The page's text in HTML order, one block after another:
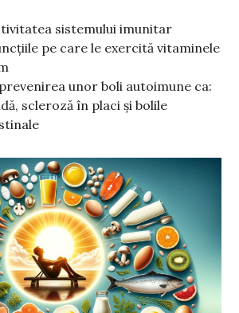
sistemului imunitar
pe care le exercită vitaminele
unor boli autoimune ca:
scleroză în placi și bolile